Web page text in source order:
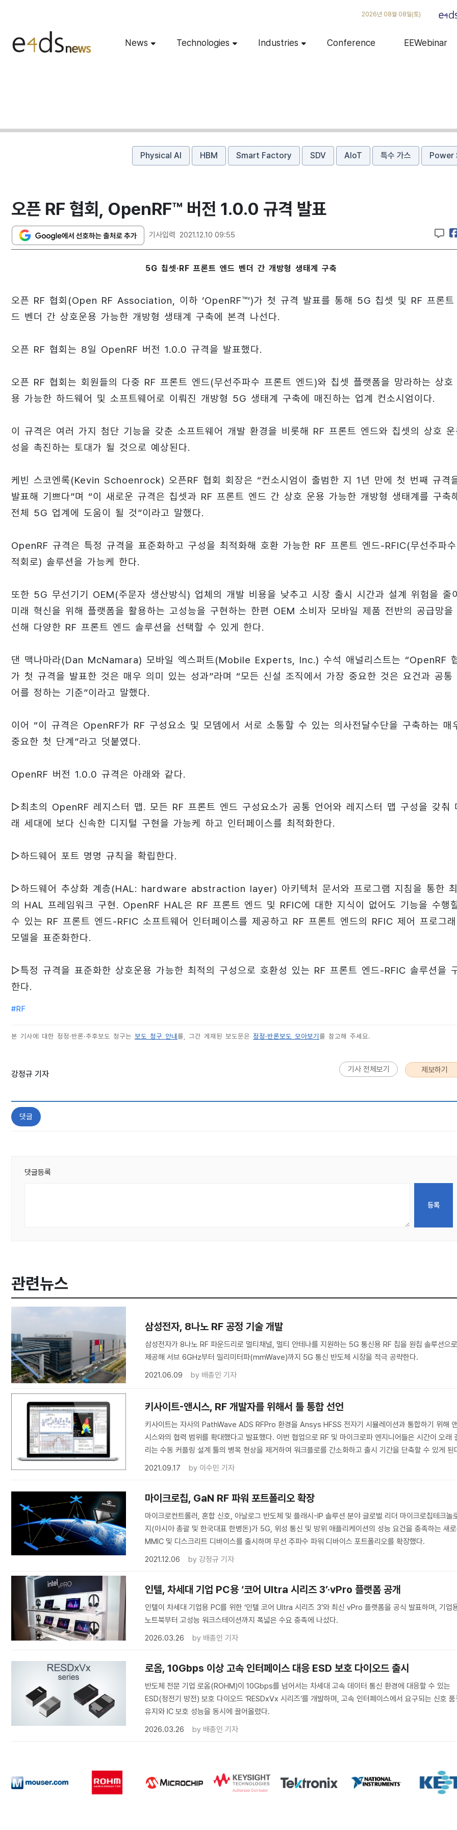
2026년 08월 08일(토)
News Technologies Industries Conference EEWebinar
Physical AI HBM Smart Factory SDV AIoT 특수 가스 Power
오픈 RF 협회, OpenRF™ 버전 1.0.0 규격 발표
기사입력 2021.12.10 09:55
5G 칩셋·RF 프론트 엔드 벤더 간 개방형 생태계 구축
오픈 RF 협회(Open RF Association, 이하 ‘OpenRF™’)가 첫 규격 발표를 통해 5G 칩셋 및 RF 프론
드 벤더 간 상호운용 가능한 개방형 생태계 구축에 본격 나선다.
오픈 RF 협회는 8일 OpenRF 버전 1.0.0 규격을 발표했다.
오픈 RF 협회는 회원들의 다중 RF 프론트 엔드(무선주파수 프론트 엔드)와 칩셋 플랫폼을 망라하는 상호
용 가능한 하드웨어 및 소프트웨어로 이뤄진 개방형 5G 생태계 구축에 매진하는 업계 컨소시엄이다.
이 규격은 여러 가지 첨단 기능을 갖춘 소프트웨어 개발 환경을 비롯해 RF 프론트 엔드와 칩셋의 상호
성을 촉진하는 토대가 될 것으로 예상된다.
케빈 스코엔록(Kevin Schoenrock) 오픈RF 협회 회장은 “컨소시엄이 출범한 지 1년 만에 첫 번째 규격
발표해 기쁘다”며 “이 새로운 규격은 칩셋과 RF 프론트 엔드 간 상호 운용 가능한 개방형 생태계를 구축
전체 5G 업계에 도움이 될 것”이라고 말했다.
OpenRF 규격은 특정 규격을 표준화하고 구성을 최적화해 호환 가능한 RF 프론트 엔드-RFIC(무선주파
적회로) 솔루션을 가능케 한다.
또한 5G 무선기기 OEM(주문자 생산방식) 업체의 개발 비용을 낮추고 시장 출시 시간과 설계 위험을 줄
미래 혁신을 위해 플랫폼을 활용하는 고성능을 구현하는 한편 OEM 소비자 모바일 제품 전반의 공급망을
선해 다양한 RF 프론트 엔드 솔루션을 선택할 수 있게 한다.
댄 맥나마라(Dan McNamara) 모바일 엑스퍼트(Mobile Experts, Inc.) 수석 애널리스트는 “OpenRF
가 첫 규격을 발표한 것은 매우 의미 있는 성과”라며 “모든 신설 조직에서 가장 중요한 것은 요건과 공통
어를 정하는 기준”이라고 말했다.
이어 “이 규격은 OpenRF가 RF 구성요소 및 모뎀에서 서로 소통할 수 있는 의사전달수단을 구축하는 매
중요한 첫 단계”라고 덧붙였다.
OpenRF 버전 1.0.0 규격은 아래와 같다.
▷최초의 OpenRF 레지스터 맵. 모든 RF 프론트 엔드 구성요소가 공통 언어와 레지스터 맵 구성을 갖춰
래 세대에 보다 신속한 디지털 구현을 가능케 하고 인터페이스를 최적화한다.
▷하드웨어 포트 명명 규칙을 확립한다.
▷하드웨어 추상화 계층(HAL: hardware abstraction layer) 아키텍처 문서와 프로그램 지침을 통한
의 HAL 프레임워크 구현. OpenRF HAL은 RF 프론트 엔드 및 RFIC에 대한 지식이 없어도 기능을 수행
수 있는 RF 프론트 엔드-RFIC 소프트웨어 인터페이스를 제공하고 RF 프론트 엔드의 RFIC 제어 프로그
모델을 표준화한다.
▷특정 규격을 표준화한 상호운용 가능한 최적의 구성으로 호환성 있는 RF 프론트 엔드-RFIC 솔루션을
한다.
#RF
본 기사에 대한 정정·반론·추후보도 청구는 보도 청구 안내 를, 그간 게재된 보도문은 정정·반론보도 모아보기 를 참고해 주세요.
강정규 기자 기사 전체보기 제보하기
댓글
댓글등록
관련뉴스
삼성전자, 8나노 RF 공정 기술 개발
삼성전자가 8나노 RF 파운드리로 멀티채널, 멀티 안테나를 지원하는 5G 통신용 RF 칩을 원칩 솔루션으
제공해 서브 6GHz부터 밀리미터파(mmWave)까지 5G 통신 반도체 시장을 적극 공략한다.
2021.06.09
by 배종인 기자
키사이트-앤시스, RF 개발자를 위해서 툴 통합 선언
키사이트는 자사의 PathWave ADS RFPro 환경을 Ansys HFSS 전자기 시뮬레이션과 통합하기 위해
시스와의 협력 범위를 확대했다고 발표했다. 이번 협업으로 RF 및 마이크로파 엔지니어들은 시간이 오래
리는 수동 커플링 설계 툴의 병목 현상을 제거하여 워크플로를 간소화하고 출시 기간을 단축할 수 있게 된
2021.09.17
by 이수민 기자
마이크로칩, GaN RF 파워 포트폴리오 확장
마이크로컨트롤러, 혼합 신호, 아날로그 반도체 및 플래시-IP 솔루션 분야 글로벌 리더 마이크로칩테크놀
지(아시아 총괄 및 한국대표 한병돈)가 5G, 위성 통신 및 방위 애플리케이션의 성능 요건을 충족하는 새
MMIC 및 디스크리트 디바이스를 출시하며 무선 주파수 파워 디바이스 포트폴리오를 확장했다.
2021.12.06
by강정규 기자
인텔, 차세대 기업 PC용 ‘코어 Ultra 시리즈 3’·vPro 플랫폼 공개
인텔이 차세대 기업용 PC를 위한 ‘인텔 코어 Ultra 시리즈 3’와 최신 vPro 플랫폼을 공식 발표하며, 기업
노트북부터 고성능 워크스테이션까지 폭넓은 수요 충족에 나섰다.
2026.03.26
by 배종인 기자
로옴, 10Gbps 이상 고속 인터페이스 대응 ESD 보호 다이오드 출시
반도체 전문 기업 로옴(ROHM)이 10Gbps를 넘어서는 차세대 고속 데이터 통신 환경에 대응할 수 있는
ESD(정전기 방전) 보호 다이오드 ‘RESDxVx 시리즈’를 개발하며, 고속 인터페이스에서 요구되는 신호
유지와 IC 보호 성능을 동시에 끌어올렸다.
2026.03.26
by 배종인 기자